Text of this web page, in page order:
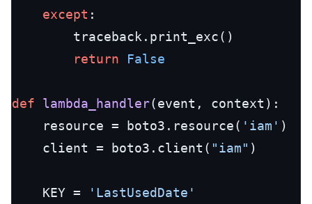
except :
        traceback.print_exc()
return
False
def lambda_handler(event, context ):
    resource = boto3.resource(
'iam' )
    client = boto3.client(
"iam" )
    KEY =
'LastUsedDate'